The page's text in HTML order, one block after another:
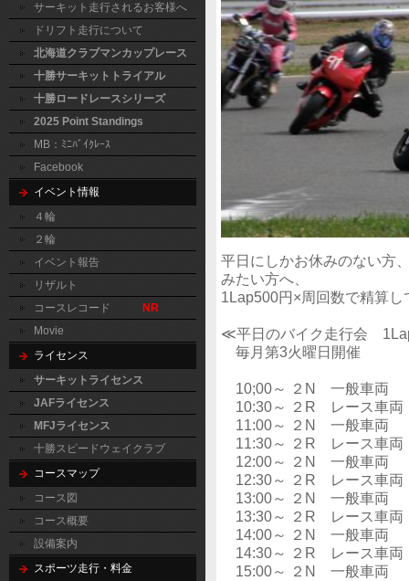
サーキット走行されるお客様へ
ドリフト走行について
北海道クラブマンカップレース
十勝サーキットトライアル
十勝ロードレースシリーズ
2025 Point Standings
MB：ﾐﾆﾊﾞｲｸﾚｰｽ
Facebook
イベント情報
４輪
２輪
イベント報告
リザルト
コースレコード
NR
Movie
ライセンス
サーキットライセンス
JAFライセンス
MFJライセンス
十勝スピードウェイクラブ
コースマップ
コース図
コース概要
設備案内
スポーツ走行・料金
平日にしかお休みのない方
みたい方へ、
1Lap500円×周回数で精算
≪平日のバイク走行会
毎月第3火曜日開催
10;00～ ２N 一般車両
10:30～ ２R レース車両
11:00～ ２N 一般車両
11:30～ ２R レース車両
12:00～ ２N 一般車両
12:30～ ２R レース車両
13:00～ ２N 一般車両
13:30～ ２R レース車両
14:00～ ２N 一般車両
14:30～ ２R レース車両
15:00～ ２N 一般車両